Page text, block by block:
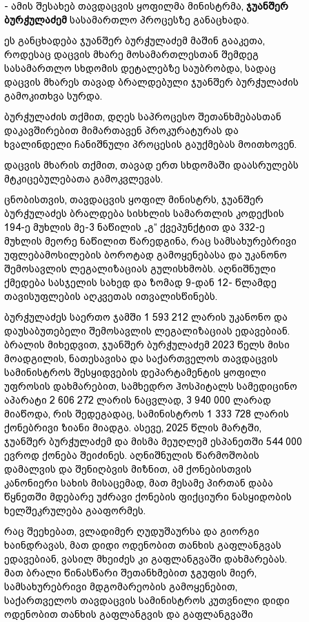
- ამის შესახებ თავდაცვის ყოფილმა მინისტრმა, ჯუანშერ
ბურჭულაძემ სასამართლო პროცესზე განაცხადა.
ეს განცხადება ჯუანშერ ბურჭულაძემ მაშინ გააკეთა,
როდესაც დაცვის მხარე მოსამართლესთან შემდეგ
სასამართლო სხდომის დეტალებზე საუბრობდა, სადაც
დაცვის მხარეს თავად ბრალდებული ჯუანშერ ბურჭულაძის
გამოკითხვა სურდა.
ბურჭულაძის თქმით, დღეს საპროცესო შეთანხმებასთან
დაკავშირებით მიმართავენ პროკურატურას და
ხვალინდელი ჩანიშნული პროცესის გაუქმებას მოითხოვენ.
დაცვის მხარის თქმით, თავად ერთ სხდომაში დაასრულებს
მტკიცებულებათა გამოკვლევას.
ცნობისთვის, თავდაცვის ყოფილ მინისტრს, ჯუანშერ
ბურჭულაძეს ბრალდება სისხლის სამართლის კოდექსის
194-ე მუხლის მე-3 ნაწილის „გ“ ქვეპუნქტით და 332-ე
მუხლის მეორე ნაწილით წარედგინა, რაც სამსახურებრივი
უფლებამოსილების ბოროტად გამოყენებასა და უკანონო
შემოსავლის ლეგალიზაციას გულისხმობს. აღნიშნული
ქმედება სასჯელის სახედ და ზომად 9-დან 12- წლამდე
თავისუფლების აღკვეთას ითვალისწინებს.
ბურჭულაძეს საერთო ჯამში 1 593 212 ლარის უკანონო და
დაუსაბუთებელი შემოსავლის ლეგალიზაციას ედავებიან.
ბრალის მიხედვით, ჯუანშერ ბურჭულაძემ 2023 წელს მისი
მოადგილის, ნათესავისა და საქართველოს თავდაცვის
სამინისტროს შესყიდვების დეპარტამენტის ყოფილი
უფროსის დახმარებით, სამხედრო ჰოსპიტალს სამედიცინო
აპარატი 2 606 272 ლარის ნაცვლად, 3 940 000 ლარად
მიაწოდა, რის შედეგადაც, სამინისტროს 1 333 728 ლარის
ქონებრივი ზიანი მიადგა. ასევე, 2025 წლის მარტში,
ჯუანშერ ბურჭულაძემ და მისმა მეუღლემ ესპანეთში 544 000
ევროდ ქონება შეიძინეს. აღნიშნულის წარმოშობის
დამალვის და შენიღბვის მიზნით, ამ ქონებისთვის
კანონიერი სახის მისაცემად, მათ მესამე პირთან დაბა
წყნეთში მდებარე უძრავი ქონების ფიქციური ნასყიდობის
ხელშეკრულება გააფორმეს.
რაც შეეხებათ, ვლადიმერ ღუდუშაურსა და გიორგი
ხაინდრავას, მათ დიდი ოდენობით თანხის გაფლანგვას
ედავებიან, ვასილ მხეიძეს კი გაფლანგვაში დახმარებას.
მათ ბრალი წინასწარი შეთანხმებით ჯგუფის მიერ,
სამსახურებრივი მდგომარეობის გამოყენებით,
საქართველოს თავდაცვის სამინისტროს კუთვნილი დიდი
ოდენობით თანხის გაფლანგვის და გაფლანგვაში